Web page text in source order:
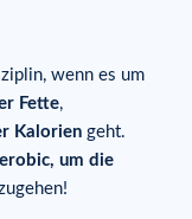
wenn es um
Fette,
Kalorien geht.
um die